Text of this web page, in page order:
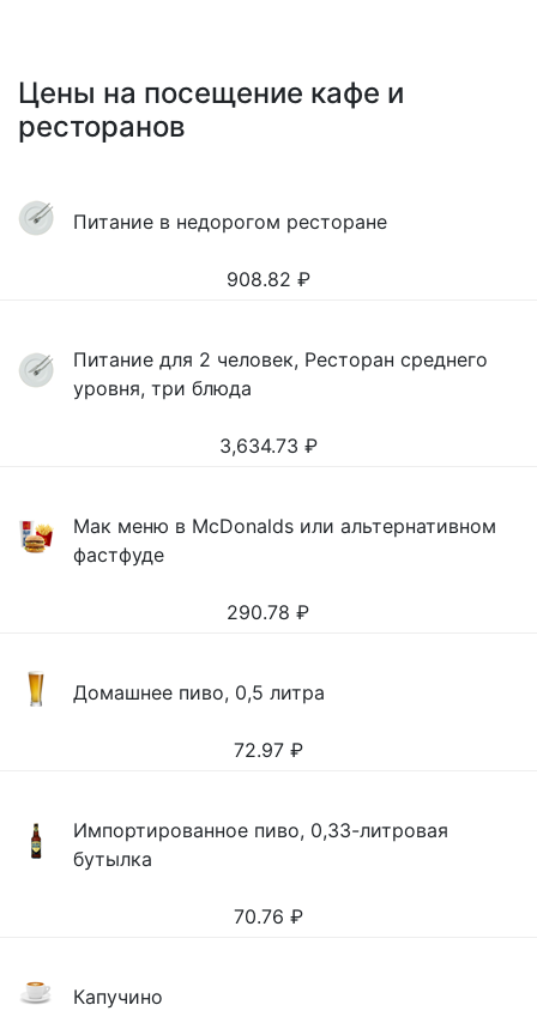
Цены на посещение кафе и
ресторанов
Питание в недорогом ресторане
908.82 ₽
Питание для 2 человек, Ресторан среднего
уровня, три блюда
3,634.73 ₽
Мак меню в McDonalds или альтернативном
фастфуде
290.78 ₽
Домашнее пиво, 0,5 литра
72.97 ₽
Импортированное пиво, 0,33-литровая
бутылка
70.76 ₽
Капучино